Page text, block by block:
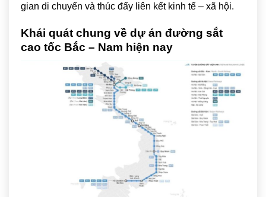
gian di chuyển và thúc đẩy liên kết kinh tế – xã hội.
Khái quát chung về dự án đường sắt
cao tốc Bắc – Nam hiện nay